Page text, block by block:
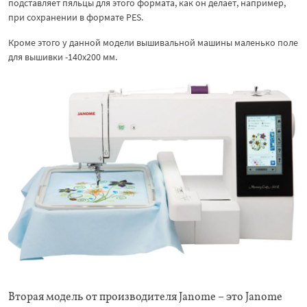
подставляет пяльцы для этого формата, как он делает, например,
при сохранении в формате PES.
Кроме этого у данной модели вышивальной машины маленько поле
для вышивки -140х200 мм.
Вторая модель от производителя Janome – это Janome